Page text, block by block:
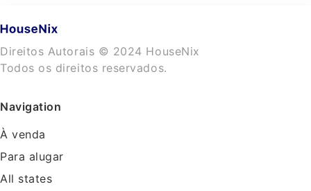
Direitos Autorais © 2024 HouseNix
Todos os direitos reservados.
Navigation
À venda
Para alugar
All states